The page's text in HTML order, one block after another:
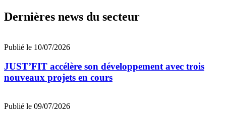
Dernières news du secteur
Publié le 10/07/2026
JUST’FIT accélère son développement avec trois
nouveaux projets en cours
Publié le 09/07/2026